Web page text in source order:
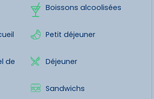
de
Boissons alcoolisées
Petit déjeuner
Déjeuner
Sandwichs